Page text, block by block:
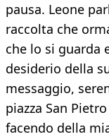
pausa. Leone
raccolta che
che lo si guarda
desiderio della
messaggio,
piazza San
facendo della